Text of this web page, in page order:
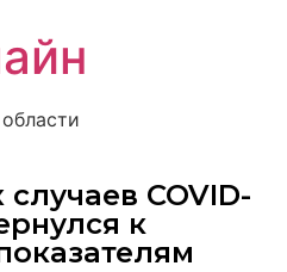
COVID-
к